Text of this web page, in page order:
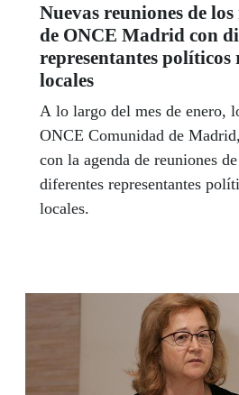
Nuevas reuniones de los
de ONCE Madrid con
representantes políticos
locales
A lo largo del mes de enero,
ONCE Comunidad de
con la agenda de reuniones
diferentes representantes
locales.